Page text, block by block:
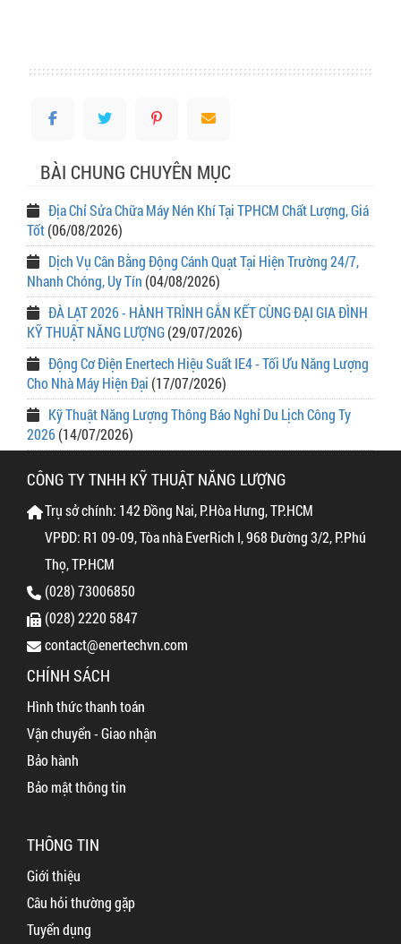
BÀI CHUNG CHUYÊN MỤC
Địa Chỉ Sửa Chữa Máy Nén Khí Tại TPHCM Chất Lượng, Giá
Tốt(06/08/2026)
Dịch Vụ Cân Bằng Động Cánh Quạt Tại Hiện Trường 24/7,
Nhanh Chóng, Uy Tín (04/08/2026)
ĐÀ LẠT 2026 - HÀNH TRÌNH GẮN KẾT CÙNG ĐẠI GIA ĐÌNH
KỸ THUẬT NĂNG LƯỢNG(29/07/2026)
Động Cơ Điện Enertech Hiệu Suất IE4 - Tối Ưu Năng Lượng
Cho Nhà Máy Hiện Đại (17/07/2026)
Kỹ Thuật Năng Lượng Thông Báo Nghỉ Du Lịch Công Ty
2026(14/07/2026)
CÔNG TY TNHH KỸ THUẬT NĂNG LƯỢNG
Trụ sở chính: 142 Đồng Nai, P.Hòa Hưng, TP.HCM
VPĐD: R1 09-09, Tòa nhà EverRich I, 968 Đường 3/2, P.Phú
Thọ, TP.HCM
(028) 73006850
(028) 2220 5847
contact@enertechvn.com
CHÍNH SÁCH
Hình thức thanh toán
Vận chuyển - Giao nhận
Bảo hành
Bảo mật thông tin
THÔNG TIN
Giới thiệu
Câu hỏi thường gặp
Tuyển dụng